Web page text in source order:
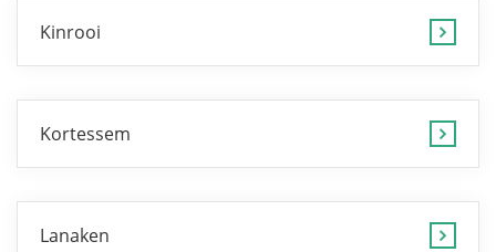
Kinrooi
Kortessem
Lanaken